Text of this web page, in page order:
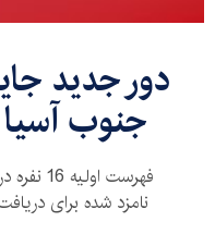
دور جدید
جنوب آسیا
فهرست
نامزد شده برای